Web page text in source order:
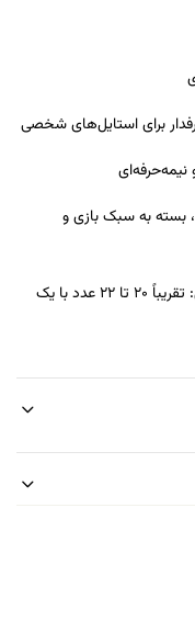
برای استایل‌های شخصی
نیمه‌حرفه‌ای
پوند، بسته به سبک بازی و
تقریباً 20 تا 22 عدد با یک